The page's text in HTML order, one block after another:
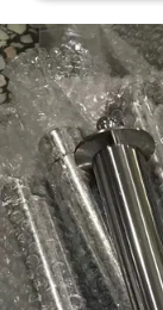
ราคา
NEWS
แผนผัง
เว็บไซต์